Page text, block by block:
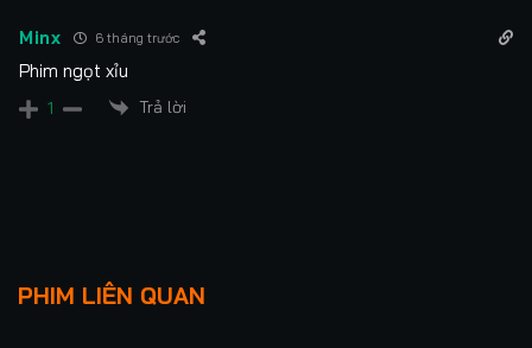
Minx 6 tháng trước
Phim ngọt xỉu
1 Trả lời
PHIM LIÊN QUAN
NGỌN LỬA RỰC RỠ
CỦA CÔ ẤY